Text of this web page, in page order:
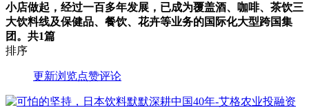
小店做起，经过一百多年发展，已成为覆盖酒、咖啡、茶饮三
大饮料线及保健品、餐饮、花卉等业务的国际化大型跨国集
团。 共1篇
排序
更新浏览点赞评论